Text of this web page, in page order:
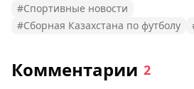
#Спортивные новости
#Сборная Казахстана по футболу
Комментарии 2